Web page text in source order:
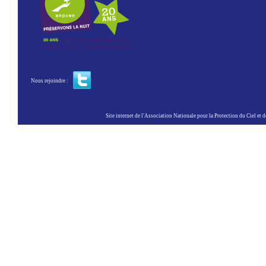
Nous rejoindre :
Site internet de l'Association Nationale pour la Protection du Ciel et de